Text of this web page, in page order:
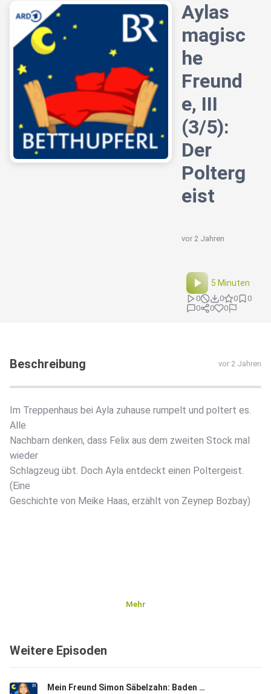
Aylas
magisc
he
Freund
e, III
(3/5):
Der
Polterg
eist
vor 2 Jahren
5 Minuten
0 0 0
0
0
0 0
Beschreibung vor 2 Jahren
Im Treppenhaus bei Ayla zuhause rumpelt und poltert es.
Alle
Nachbarn denken, dass Felix aus dem zweiten Stock mal
wieder
Schlagzeug übt. Doch Ayla entdeckt einen Poltergeist.
(Eine
Geschichte von Meike Haas, erzählt von Zeynep Bozbay)
Mehr
Weitere Episoden
Mein Freund Simon Säbelzahn: Baden gehen | Eine Gute-Nacht-Geschichte ab 5 Jahren